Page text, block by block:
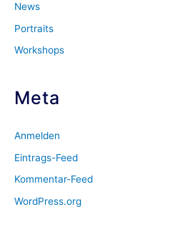
News
Portraits
Workshops
Meta
Anmelden
Eintrags-Feed
Kommentar-Feed
WordPress.org